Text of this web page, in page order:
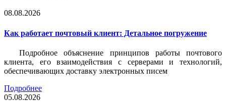
08.08.2026
Как работает почтовый клиент: Детальное погружение
Подробное объяснение принципов работы почтового
клиента, его взаимодействия с серверами и технологий,
обеспечивающих доставку электронных писем
Подробнее
05.08.2026